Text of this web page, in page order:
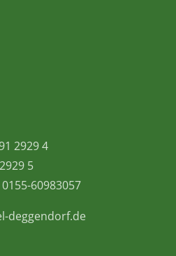
2929 4
5
0155-60983057
deggendorf.de